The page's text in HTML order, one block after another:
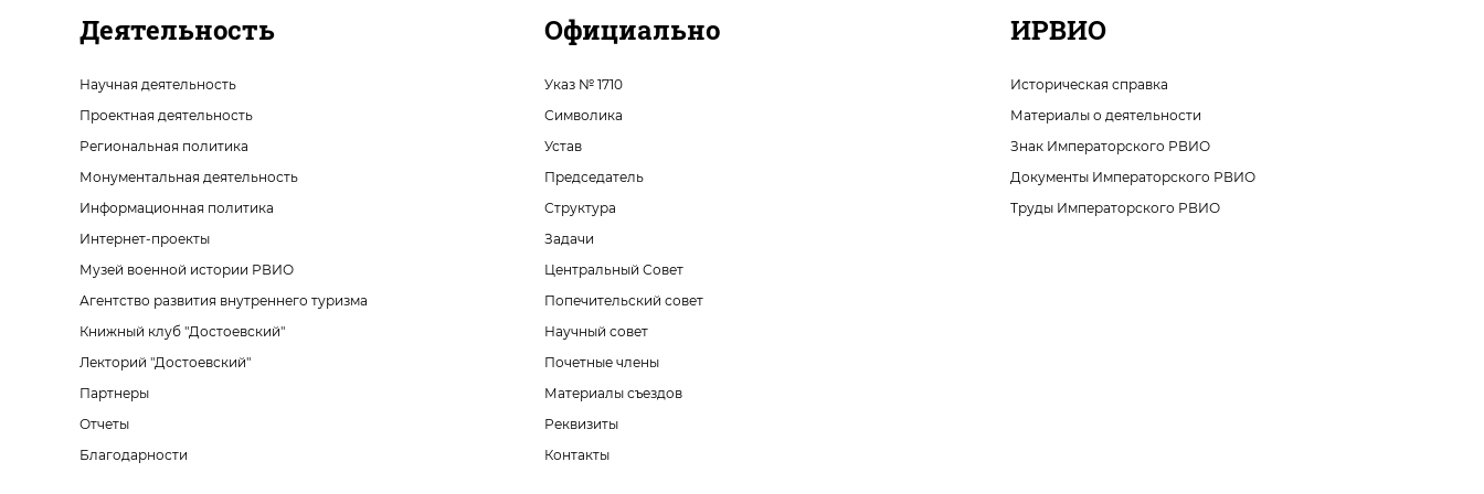
Деятельность
Научная деятельность
Проектная деятельность
Региональная политика
Монументальная деятельность
Информационная политика
Интернет-проекты
Музей военной истории РВИО
Агентство развития внутреннего туризма
Книжный клуб "Достоевский"
Лекторий "Достоевский"
Партнеры
Отчеты
Благодарности
Официально
Указ № 1710
Символика
Устав
Председатель
Структура
Задачи
Центральный Совет
Попечительский совет
Научный совет
Почетные члены
Материалы съездов
Реквизиты
Контакты
ИРВИО
Историческая справка
Материалы о деятельности
Знак Императорского РВИО
Документы Императорского РВИО
Труды Императорского РВИО